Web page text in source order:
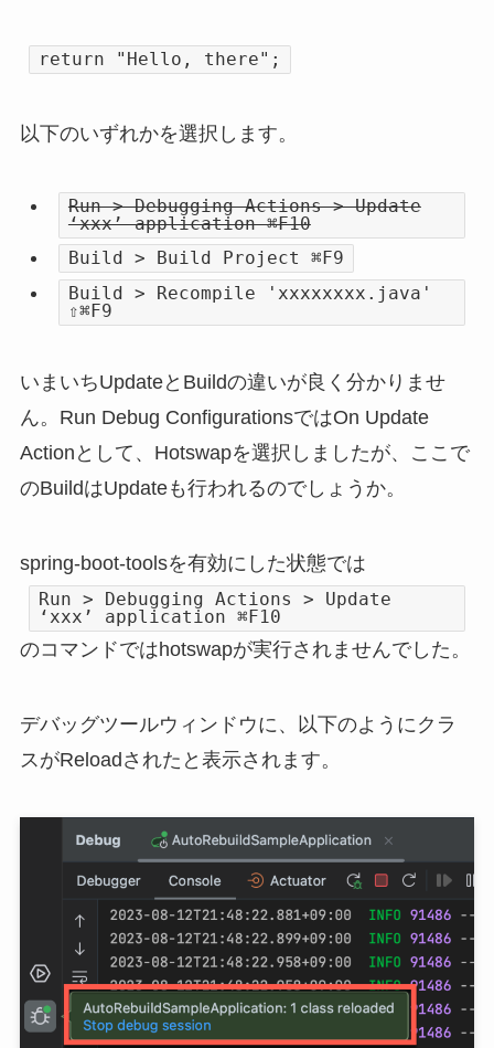
return "Hello, there";
以下のいずれかを選択します。
Run > Debugging Actions > Update
‘xxx’ application ⌘F10
Build > Build Project ⌘F9
Build > Recompile 'xxxxxxxx.java'
⇧⌘F9
いまいちUpdateとBuildの違いが良く分かりませ
ん。Run Debug ConfigurationsではOn Update
Actionとして、Hotswapを選択しましたが、ここで
のBuildはUpdateも行われるのでしょうか。
spring-boot-toolsを有効にした状態では
Run > Debugging Actions > Update
‘xxx’ application ⌘F10
のコマンドではhotswapが実行されませんでした。
デバッグツールウィンドウに、以下のようにクラ
スがReloadされたと表示されます。